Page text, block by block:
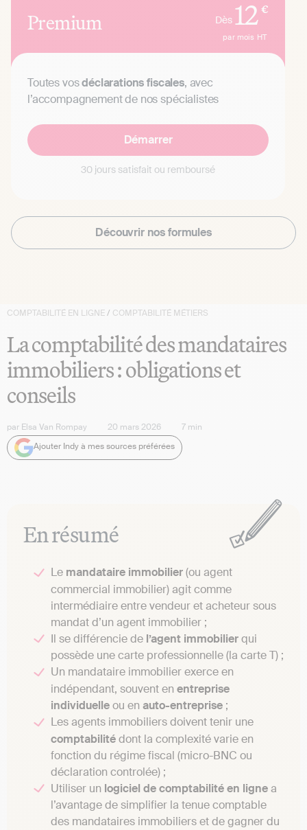
Premium Dès 12 €
par mois HT
Toutes vosdéclarations fiscales, avec
l’accompagnement de nos spécialistes
Démarrer
30 jours satisfait ou remboursé
Découvrir nos formules
COMPTABILITÉ EN LIGNE/ COMPTABILITÉ MÉTIERS
La comptabilité des mandataires
immobiliers : obligations et
conseils
par Elsa Van Rompay 20 mars 2026 7 min
Ajouter Indy à mes sources préférées
En résumé
Le mandataire immobilier(ou agent
commercial immobilier) agit comme
intermédiaire entre vendeur et acheteur sous
mandat d’un agent immobilier ;
Il se différencie de l’agent immobilierqui
possède une carte professionnelle (la carte T) ;
Un mandataire immobilier exerce en
indépendant, souvent en entreprise
individuelleou en auto-entreprise ;
Les agents immobiliers doivent tenir une
comptabilitédont la complexité varie en
fonction du régime fiscal (micro-BNC ou
déclaration controlée) ;
Utiliser un logiciel de comptabilité en lignea
l’avantage de simplifier la tenue comptable
des mandataires immobiliers et de gagner du